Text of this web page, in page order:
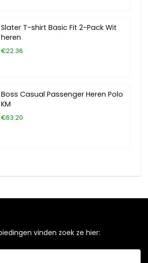
Slater T-shirt Basic Fit 2-Pack Wit
heren
€22.36
Boss Casual Passenger Heren Polo
KM
€63.20
vinden zoek ze hier: